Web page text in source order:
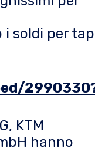
i soldi per
KTM
hanno